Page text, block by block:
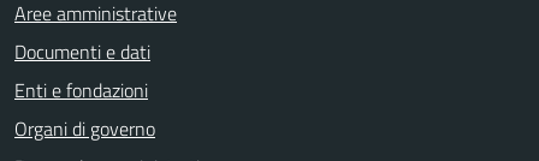
Aree amministrative
Documenti e dati
Enti e fondazioni
Organi di governo